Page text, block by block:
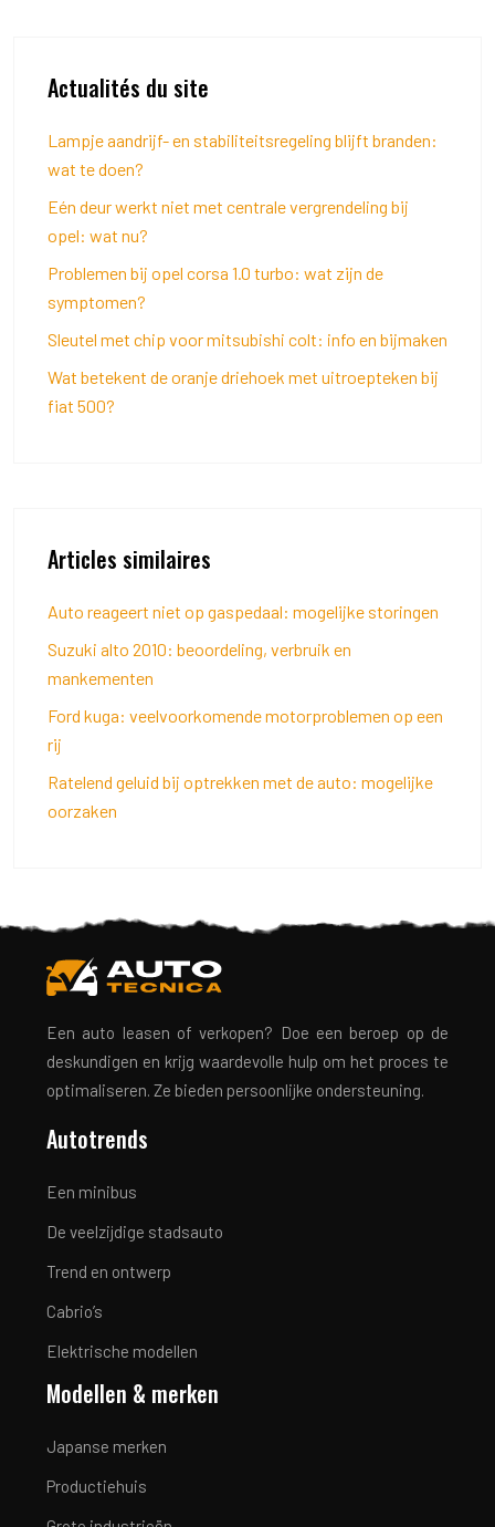
Actualités du site
Lampje aandrijf- en stabiliteitsregeling blijft branden:
wat te doen?
Eén deur werkt niet met centrale vergrendeling bij
opel: wat nu?
Problemen bij opel corsa 1.0 turbo: wat zijn de
symptomen?
Sleutel met chip voor mitsubishi colt: info en bijmaken
Wat betekent de oranje driehoek met uitroepteken bij
fiat 500?
Articles similaires
Auto reageert niet op gaspedaal: mogelijke storingen
Suzuki alto 2010: beoordeling, verbruik en
mankementen
Ford kuga: veelvoorkomende motorproblemen op een
rij
Ratelend geluid bij optrekken met de auto: mogelijke
oorzaken
Een auto leasen of verkopen? Doe een beroep op de
deskundigen en krijg waardevolle hulp om het proces te
optimaliseren. Ze bieden persoonlijke ondersteuning.
Autotrends
Een minibus
De veelzijdige stadsauto
Trend en ontwerp
Cabrio’s
Elektrische modellen
Modellen & merken
Japanse merken
Productiehuis